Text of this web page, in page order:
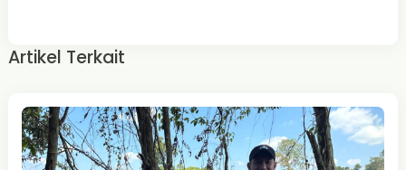
Artikel Terkait